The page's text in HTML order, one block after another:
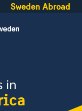
Sweden Abroad
in